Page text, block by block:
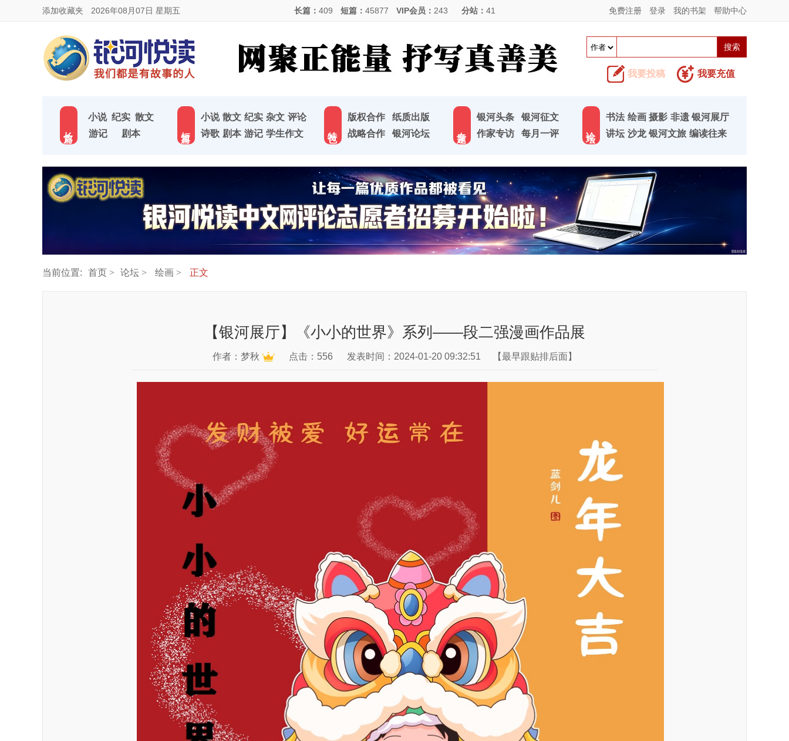
添加收藏夹 2026年08月07日 星期五 长篇： 409 短篇： 45877 VIP会员： 243 分站： 41 免费注册 登录 我的书架 帮助中心
我要投稿 我要充值
小说 纪实 散文
游记
剧本
小说 散文 纪实 杂文 评论
诗歌 剧本 游记 学生作文
版权合作
纸质出版
战略合作
银河论坛
银河头条
银河征文
作家专访
每月一评
书法 绘画 摄影 非遗 银河展厅
讲坛 沙龙 银河文旅 编读往来
当前位置: 首页 论坛 绘画 正文
【银河展厅】《小小的世界》系列——段二强漫画作品展
作者： 梦秋 点击：556 发表时间：2024-01-20 09:32:51 【最早跟贴排后面】